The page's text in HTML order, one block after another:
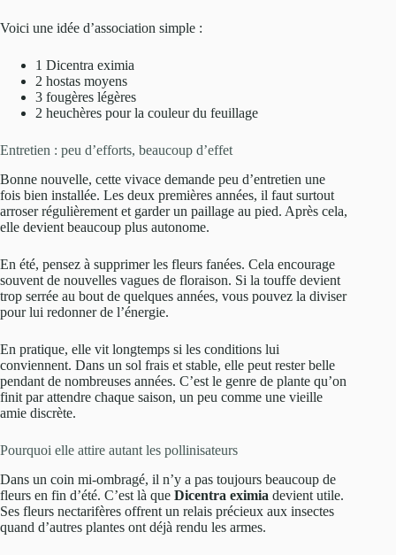
Voici une idée d’association simple :
1 Dicentra eximia
2 hostas moyens
3 fougères légères
2 heuchères pour la couleur du feuillage
Entretien : peu d’efforts, beaucoup d’effet
Bonne nouvelle, cette vivace demande peu d’entretien une
fois bien installée. Les deux premières années, il faut surtout
arroser régulièrement et garder un paillage au pied. Après cela,
elle devient beaucoup plus autonome.
En été, pensez à supprimer les fleurs fanées. Cela encourage
souvent de nouvelles vagues de floraison. Si la touffe devient
trop serrée au bout de quelques années, vous pouvez la diviser
pour lui redonner de l’énergie.
En pratique, elle vit longtemps si les conditions lui
conviennent. Dans un sol frais et stable, elle peut rester belle
pendant de nombreuses années. C’est le genre de plante qu’on
finit par attendre chaque saison, un peu comme une vieille
amie discrète.
Pourquoi elle attire autant les pollinisateurs
Dans un coin mi-ombragé, il n’y a pas toujours beaucoup de
fleurs en fin d’été. C’est là que Dicentra eximia devient utile.
Ses fleurs nectarifères offrent un relais précieux aux insectes
quand d’autres plantes ont déjà rendu les armes.